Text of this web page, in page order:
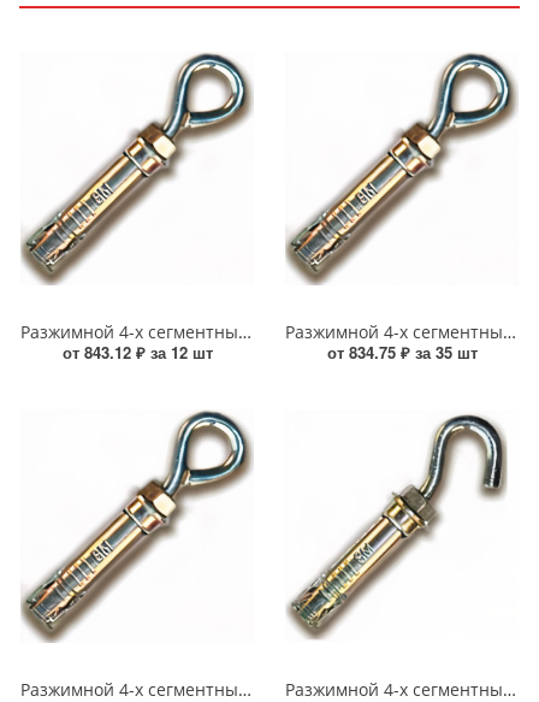
Разжимной 4-х сегментный анкер с кольцом 12*20*90 УТ-00013835
от 843.12 ₽ за 12 шт
Разжимной 4-х сегментный анкер с кольцом 8*14*55 УТ-00013833
от 834.75 ₽ за 35 шт
Разжимной 4-х сегментный анкер с кольцом 6*10*45 УТ-00013832
Разжимной 4-х сегментный анкер с крюком 6*10*45 УТ-00013837